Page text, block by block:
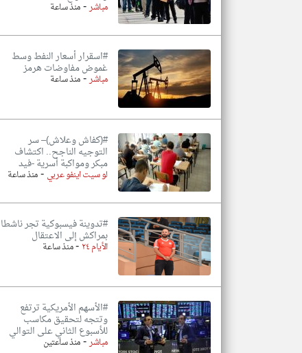
مباشر-منذ ساعة
#اسقرار أسعار النفط وسط
غموض مفاوضات هرمز
مباشر-منذ ساعة
#(كفاش وعلاش)– سر
التوجيه الناجح.. اكتشاف
مبكر ومواكبة أسرية -فيد
لو سيت اينفو عربي-منذ ساعة
#تدوينة فيسبوكية تجر ناشطا
بمراكش إلى الاعتقال
الأيام ٢٤ -منذ ساعة
#الأسهم الأمريكية ترتفع
وتتجه لتحقيق مكاسب
للأسبوع الثاني على التوالي
مباشر-منذ ساعتين